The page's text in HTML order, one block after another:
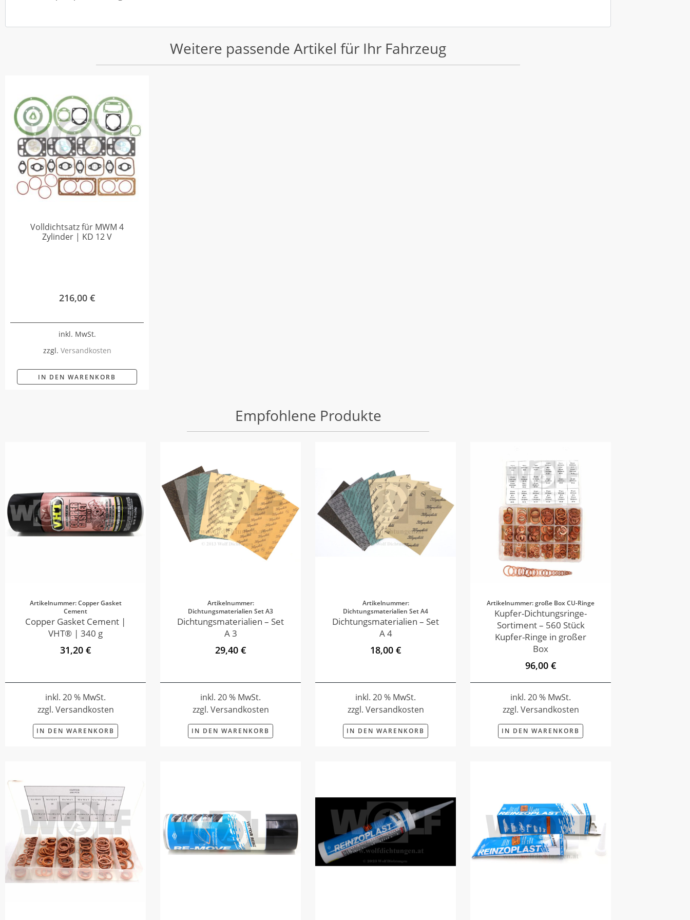
Weitere passende Artikel für Ihr Fahrzeug
Volldichtsatz für MWM 4
Zylinder | KD 12 V
216,00 €
inkl. MwSt.
zzgl. Versandkosten
IN DEN WARENKORB
Empfohlene Produkte
Artikelnummer: Copper Gasket
Cement
Copper Gasket Cement |
VHT® | 340 g
31,20 €
inkl. 20 % MwSt.
zzgl. Versandkosten
IN DEN WARENKORB
Artikelnummer:
Dichtungsmaterialien Set A3
Dichtungsmaterialien – Set
A 3
29,40 €
inkl. 20 % MwSt.
zzgl. Versandkosten
IN DEN WARENKORB
Artikelnummer:
Dichtungsmaterialien Set A4
Dichtungsmaterialien – Set
A 4
18,00 €
inkl. 20 % MwSt.
zzgl. Versandkosten
IN DEN WARENKORB
Artikelnummer: große Box CU-Ringe
Kupfer-Dichtungsringe-
Sortiment – 560 Stück
Kupfer-Ringe in großer
Box
96,00 €
inkl. 20 % MwSt.
zzgl. Versandkosten
IN DEN WARENKORB